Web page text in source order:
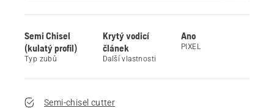
Semi Chisel
(kulatý profil)
Typ zubů
Krytý vodicí
článek
Další vlastnosti
Ano
PIXEL
Semi-chisel cutter